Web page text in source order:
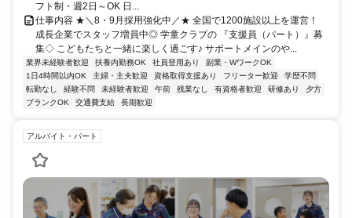
フト制・週2日～OK 日...
仕事内容 ★＼8・9月採用強化中／★ 全国で1200施設以上を運営！
成長企業でスタッフ増員中◎ 学童クラブの 『支援員（パート）』募
集◇ こどもたちと一緒に楽しく過ごす♪ サポートメインのや...
業界未経験者歓迎 扶養内勤務OK 社員登用あり
副業・WワークOK
1日4時間以内OK
主婦・主夫歓迎 資格取得支援あり フリーター歓迎
学歴不問
転勤なし
経験不問 未経験者歓迎 午前 残業なし 有資格者歓迎 研修あり
夕方
ブランクOK
交通費支給 長期歓迎
アルバイト・パート